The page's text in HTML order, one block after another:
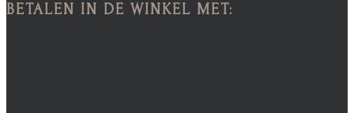
BETALEN IN DE WINKEL MET: